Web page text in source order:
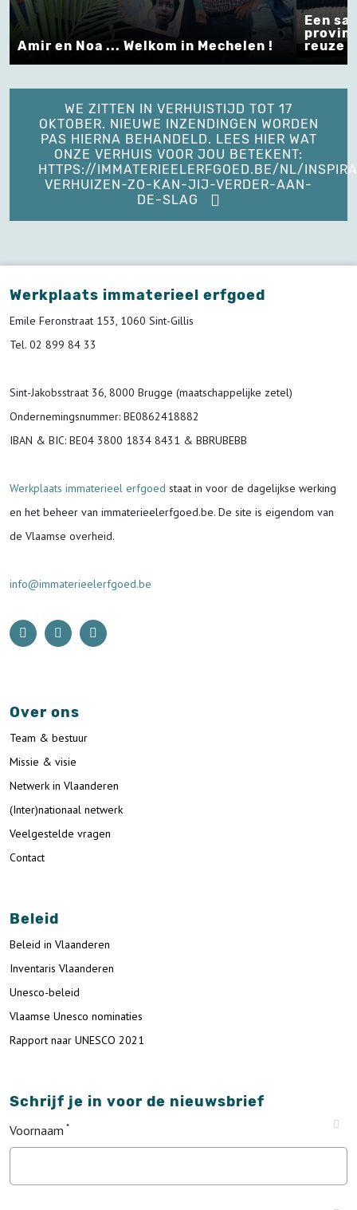
Amir en Noa ... Welkom in Mechelen !
Een
reuze !
WE ZITTEN IN VERHUISTIJD TOT 17
OKTOBER. NIEUWE INZENDINGEN WORDEN
PAS HIERNA BEHANDELD. LEES HIER WAT
ONZE VERHUIS VOOR JOU BETEKENT:
HTTPS://IMMATERIEELERFGOED.BE/NL/
VERHUIZEN-ZO-KAN-JIJ-VERDER-AAN-
DE-SLAG
Werkplaats immaterieel erfgoed
Emile Feronstraat 153, 1060 Sint-Gillis
Tel. 02 899 84 33
Sint-Jakobsstraat 36, 8000 Brugge (maatschappelijke zetel)
Ondernemingsnummer: BE0862418882
IBAN & BIC: BE04 3800 1834 8431 & BBRUBEBB
Werkplaats immaterieel erfgoed staat in voor de dagelijkse werking
en het beheer van immaterieelerfgoed.be. De site is eigendom van
de Vlaamse overheid.
info@immaterieelerfgoed.be
Over ons
Team & bestuur
Missie & visie
Netwerk in Vlaanderen
(Inter)nationaal netwerk
Veelgestelde vragen
Contact
Beleid
Beleid in Vlaanderen
Inventaris Vlaanderen
Unesco-beleid
Vlaamse Unesco nominaties
Rapport naar UNESCO 2021
Schrijf je in voor de nieuwsbrief
Voornaam